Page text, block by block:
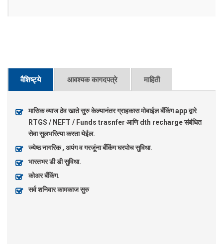
वैशिष्ट्ये आवश्यक कागदपत्रे माहिती
मासिक व्याज ठेव खाते सुरु केल्यानंतर ग्राहकास मोबाईल बँकिंग app द्वारे
RTGS / NEFT / Funds trasnfer आणि dth recharge संबंधित
सेवा सुलभरित्या करता येईल.
ज्येष्ठ नागरिक , अपंग व गरजूंना बँकिंग घरपोच सुविधा.
भारतभर डी डी सुविधा.
कोअर बँकिंग.
सर्व शनिवार कामकाज सुरु